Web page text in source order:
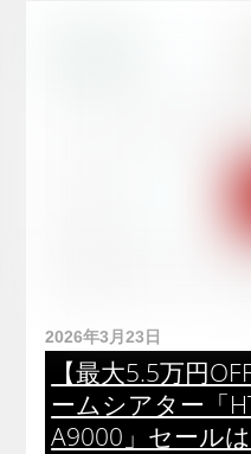
2026年3月23日
【最大5.5万円
ームシアター「
A9000」セール